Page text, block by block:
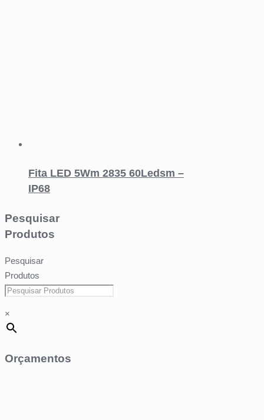
Fita LED 5Wm 2835 60Ledsm –
IP68
Pesquisar
Produtos
Pesquisar
Produtos
×
Orçamentos